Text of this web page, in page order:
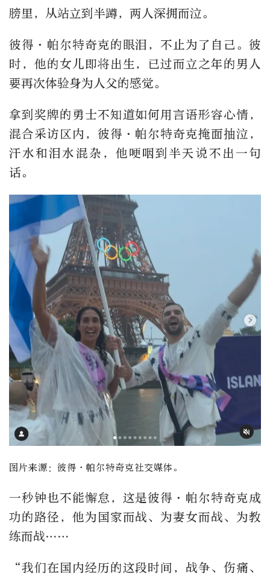
膀里，从站立到半蹲，两人深拥而泣。
彼得·帕尔特奇克的眼泪，不止为了自己。彼
时，他的女儿即将出生，已过而立之年的男人
要再次体验身为人父的感觉。
拿到奖牌的勇士不知道如何用言语形容心情，
混合采访区内，彼得·帕尔特奇克掩面抽泣，
汗水和泪水混杂，他哽咽到半天说不出一句
话。
图片来源：彼得·帕尔特奇克社交媒体。
一秒钟也不能懈怠，这是彼得·帕尔特奇克成
功的路径，他为国家而战、为妻女而战、为教
练而战……
“我们在国内经历的这段时间，战争、伤痛、